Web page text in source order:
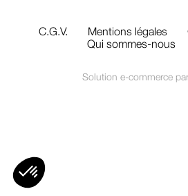
C.G.V. Mentions légales
Qui sommes-nous
Solution e-commerce